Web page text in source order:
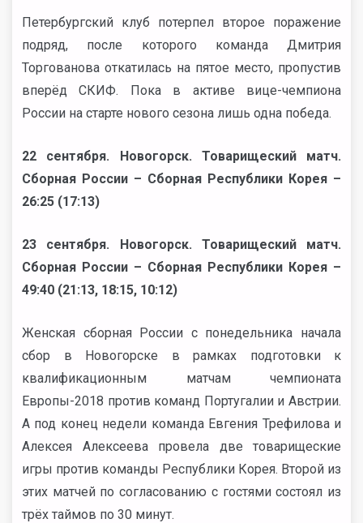
Петербургский клуб потерпел второе поражение
подряд, после которого команда Дмитрия
Торгованова откатилась на пятое место, пропустив
вперёд СКИФ. Пока в активе вице-чемпиона
России на старте нового сезона лишь одна победа.
22 сентября. Новогорск. Товарищеский матч.
Сборная России – Сборная Республики Корея –
26:25 (17:13)
23 сентября. Новогорск. Товарищеский матч.
Сборная России – Сборная Республики Корея –
49:40 (21:13, 18:15, 10:12)
Женская сборная России с понедельника начала
сбор в Новогорске в рамках подготовки к
квалификационным матчам чемпионата
Европы-2018 против команд Португалии и Австрии.
А под конец недели команда Евгения Трефилова и
Алексея Алексеева провела две товарищеские
игры против команды Республики Корея. Второй из
этих матчей по согласованию с гостями состоял из
трёх таймов по 30 минут.